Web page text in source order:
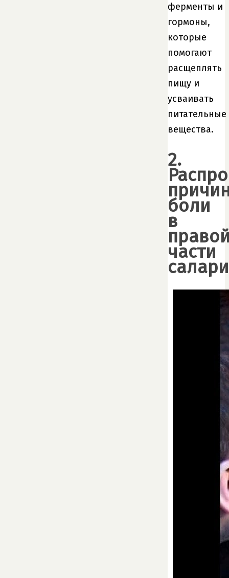
ферменты и
гормоны,
которые
помогают
расщеплять
пищу и
усваивать
питательные
вещества.
2.
боли
в
части